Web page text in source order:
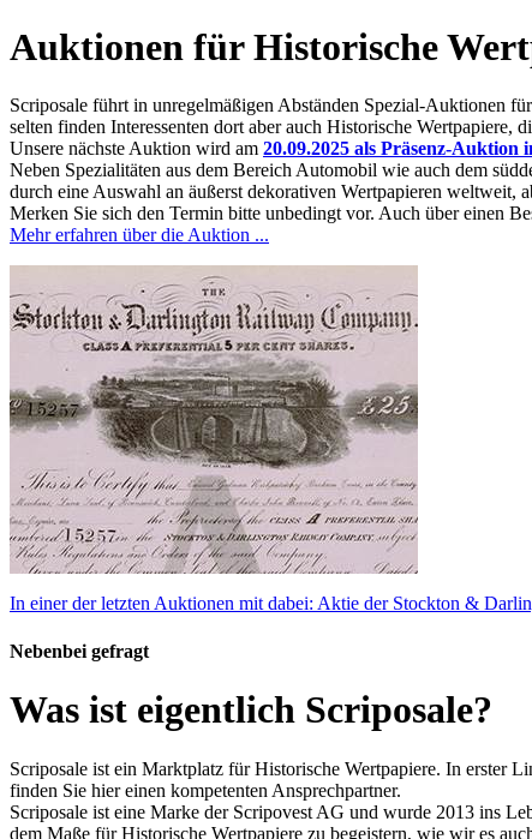
Auktionen für Historische
Scriposale führt in unregelmäßigen Abständen Spezial-Auktionen
selten finden Interessenten dort aber auch Historische Wertpapiere,
Unsere nächste Auktion wird am 20.09.2025 als Präsenz-
Neben Spezialitäten aus dem Bereich Automobil wie auch dem
durch eine Auswahl an äußerst dekorativen Wertpapieren weltweit,
Merken Sie sich den Termin bitte unbedingt vor. Auch über einen
Mehr erfahren über die Auktion ...
In einer der letzten Auktionen mit dabei: Aktie der Stockton &
Nebenbei gefragt
Was ist eigentlich Scriposale?
Scriposale ist ein Marktplatz für Historische Wertpapiere. In erster
finden Sie hier einen kompetenten Ansprechpartner.
Scriposale ist eine Marke der Scripovest AG und wurde 2013 ins
dem Maße für Historische Wertpapiere zu begeistern, wie wir es